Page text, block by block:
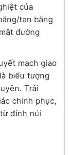
của
tan băng
đường
mạch giao
biểu tượng
Trải
chinh phục,
đỉnh núi